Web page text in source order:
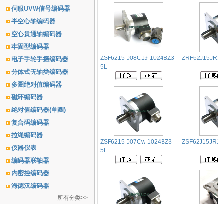
伺服UVW信号编码器
半空心轴编码器
空心贯通轴编码器
牢固型编码器
电子手轮手摇编码器
分体式无轴类编码器
多圈绝对值编码器
磁环编码器
绝对值编码器(单圈)
复合码编码器
拉绳编码器
仪器仪表
编码器联轴器
内密控编码器
海德汉编码器
所有分类>>
ZSF6215-008C19-1024BZ3-
5L
ZSF6215-007Cw-1024BZ3-
5L